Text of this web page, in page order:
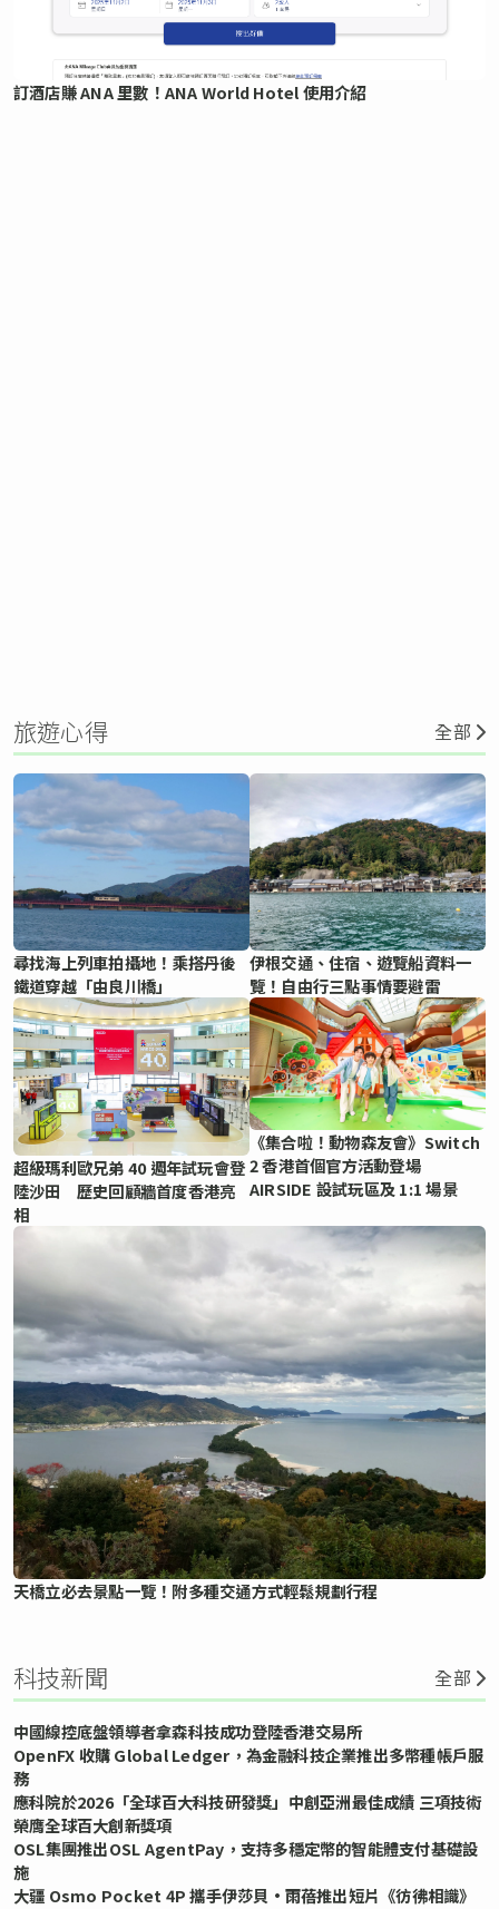
訂酒店賺 ANA 里數！ANA World Hotel 使用介紹
旅遊心得 全部
尋找海上列車拍攝地！乘搭丹後
鐵道穿越「由良川橋」
伊根交通、住宿、遊覽船資料一
覽！自由行三點事情要避雷
超級瑪利歐兄弟 40 週年試玩會登
陸沙田 歷史回顧牆首度香港亮
相
《集合啦！動物森友會》Switch
2 香港首個官方活動登場
AIRSIDE 設試玩區及 1:1 場景
天橋立必去景點一覽！附多種交通方式輕鬆規劃行程
科技新聞 全部
中國線控底盤領導者拿森科技成功登陸香港交易所
OpenFX 收購 Global Ledger，為金融科技企業推出多幣種帳戶服
務
應科院於2026「全球百大科技研發獎」中創亞洲最佳成績 三項技術
榮膺全球百大創新獎項
OSL集團推出OSL AgentPay，支持多穩定幣的智能體支付基礎設
施
大疆 Osmo Pocket 4P 攜手伊莎貝•雨蓓推出短片《彷彿相識》